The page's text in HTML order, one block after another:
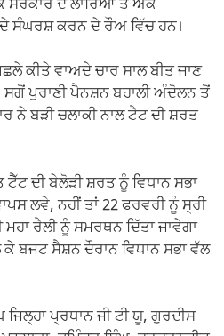
ਸਰਕਾਰ ਦੇ ਲਾਰਿਆਂ ਤੋਂ ਅੱਕੇ
ਸੰਘਰਸ਼ ਕਰਨ ਦੇ ਰੌਅ ਵਿੱਚ ਹਨ।
ਕੀਤੇ ਵਾਅਦੇ ਚਾਰ ਸਾਲ ਬੀਤ ਜਾਣ
ਪੁਰਾਣੀ ਪੈਨਸ਼ਨ ਬਹਾਲੀ ਅੰਦੋਲਨ ਤੋਂ
ਬੜੀ ਚਲਾਕੀ ਨਾਲ ਟੈਟ ਦੀ ਸ਼ਰਤ
ਟੈੱਟ ਦੀ ਬੇਲੋੜੀ ਸ਼ਰਤ ਨੂੰ ਵਿਧਾਨ ਸਭਾ
ਲਵੇ, ਨਹੀਂ ਤਾਂ 22 ਫਰਵਰੀ ਨੂੰ ਸ੍ਰੀ
ਰੈਲੀ ਨੂੰ ਸਮਰਥਨ ਦਿੱਤਾ ਜਾਵੇਗਾ
ਬਜਟ ਸੈਸ਼ਨ ਦੌਰਾਨ ਵਿਧਾਨ ਸਭਾ ਵੱਲ
ਪ੍ਰਧਾਨ ਜੀ ਟੀ ਯੂ, ਗੁਰਦੀਸ